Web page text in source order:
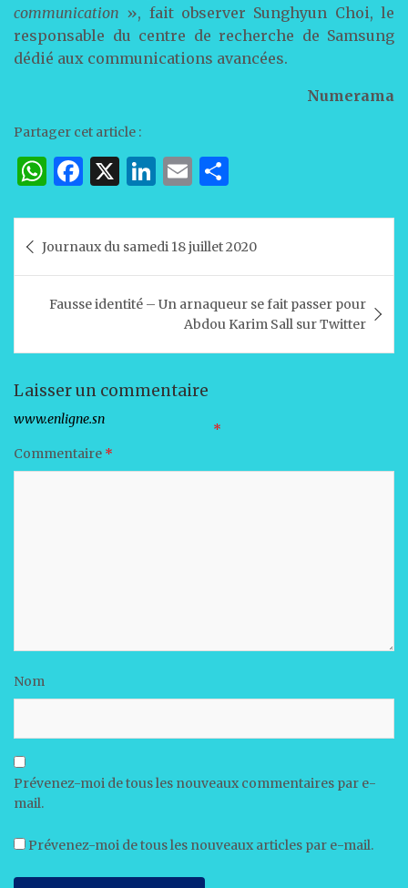
communication », fait observer Sunghyun Choi, le
responsable du centre de recherche de Samsung
dédié aux communications avancées.
Numerama
Partager cet article :
W
at
s
A
p
p
F
c
e
b
o
o
X
Li
k
e
dI
n
E
ai
l
ta
g
er
de Journaux du samedi 18 juillet 2020
Fausse identité – Un arnaqueur se fait passer pour
Abdou Karim Sall sur Twitter
Laisser un commentaire
Votre adresse e-mail ne sera pas publiée.
Les champs obligatoires sont indiqués avec *
Commentaire *
Nom
Prévenez-moi de tous les nouveaux commentaires par e-
mail.
Prévenez-moi de tous les nouveaux articles par e-mail.